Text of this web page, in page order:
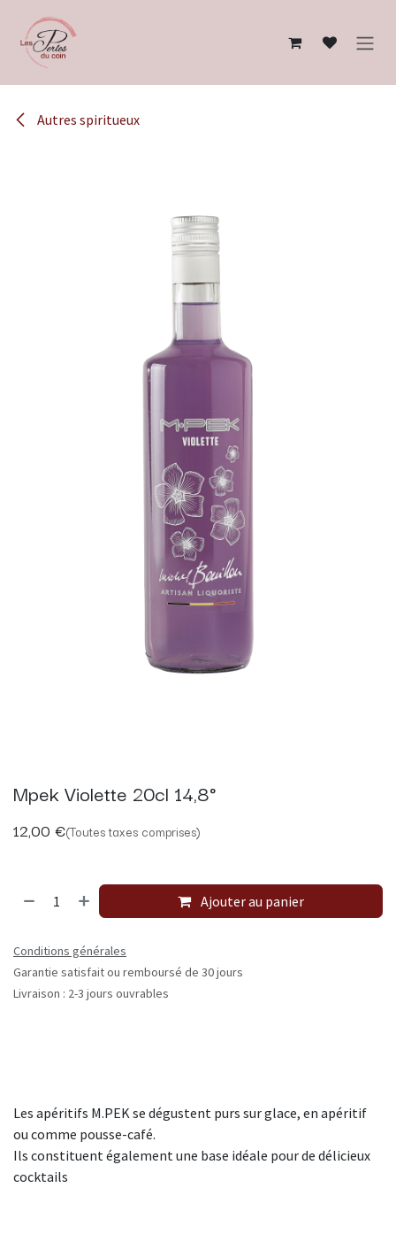
Autres spiritueux
Mpek Violette 20cl 14,8°
12,00 €(Toutes taxes comprises)
Ajouter au panier
Conditions générales
Garantie satisfait ou remboursé de 30 jours
Livraison : 2-3 jours ouvrables
Les apéritifs M.PEK se dégustent purs sur glace, en apéritif
ou comme pousse-café.
Ils constituent également une base idéale pour de délicieux
cocktails